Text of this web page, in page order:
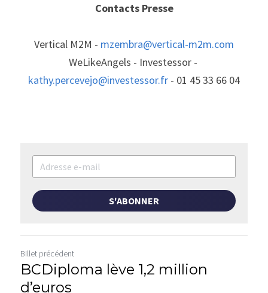
Contacts Presse
Vertical M2M - mzembra@vertical-m2m.com
kathy.percevejo@investessor.fr - 01 45 33 66 04
S'ABONNER
Billet précédent
BCDiploma lève 1,2 million
d’euros